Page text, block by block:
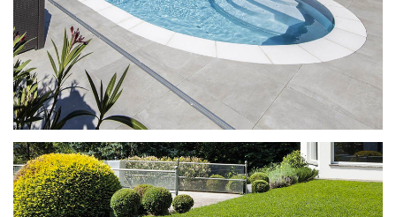
Ilona met Enjoy-trap